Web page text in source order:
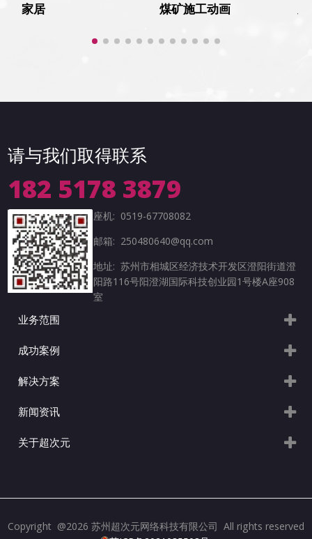
家居 煤矿施工动画
请与我们取得联系
182 5178 3879
座机: 0519-67708082
邮箱: 250480640@qq.com
地址: 苏州市相城区经济技术开发区澄阳街道澄
阳路116号阳澄湖国际科技创业园1号楼A座908
室
业务范围
成功案例
解决方案
新闻资讯
关于超次元
Copyright @2026 苏州超次元网络科技有限公司 All rights reserved